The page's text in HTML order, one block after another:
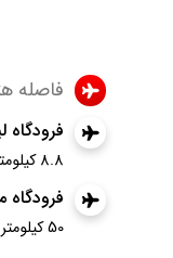
فاصله
فرودگاه
8.8 کیلومتر
فرودگاه
50 کیلومتر